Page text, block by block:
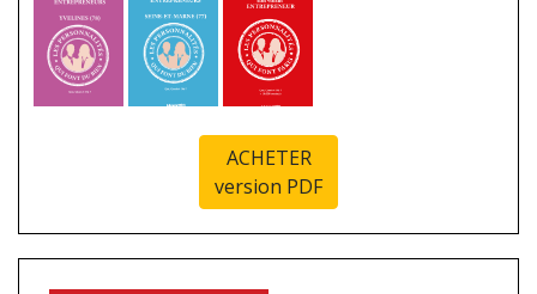
ACHETER
version PDF